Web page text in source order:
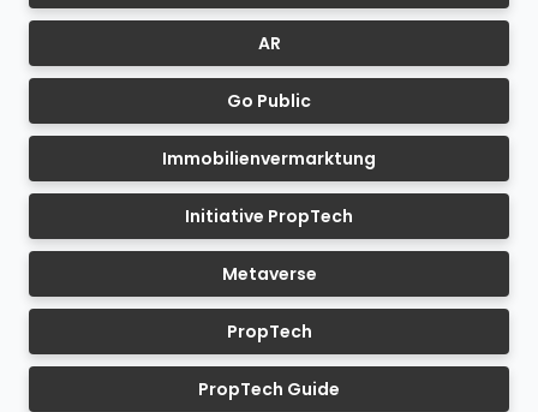
AR
Go Public
Immobilienvermarktung
Initiative PropTech
Metaverse
PropTech
PropTech Guide